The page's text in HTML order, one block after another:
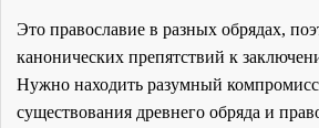
Это православие в разных обрядах,
канонических препятствий к
Нужно находить разумный
существования древнего обряда и